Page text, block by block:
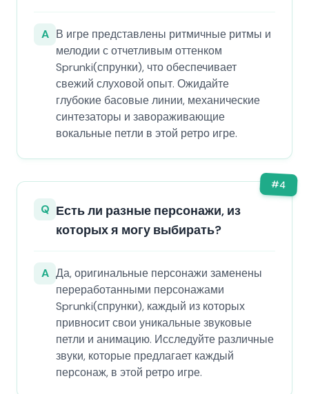
A В игре представлены ритмичные ритмы и
мелодии с отчетливым оттенком
Sprunki(спрунки), что обеспечивает
свежий слуховой опыт. Ожидайте
глубокие басовые линии, механические
синтезаторы и завораживающие
вокальные петли в этой ретро игре.
#4
Q Есть ли разные персонажи, из
которых я могу выбирать?
A Да, оригинальные персонажи заменены
переработанными персонажами
Sprunki(спрунки), каждый из которых
привносит свои уникальные звуковые
петли и анимацию. Исследуйте различные
звуки, которые предлагает каждый
персонаж, в этой ретро игре.